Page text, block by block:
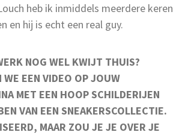
heb ik inmiddels meerdere keren
en hij is echt een real guy.
NOG WEL KWIJT THUIS?
WE EEN VIDEO OP JOUW
MET EEN HOOP SCHILDERIJEN
VAN EEN SNEAKERSCOLLECTIE.
MAAR ZOU JE JE OVER JE